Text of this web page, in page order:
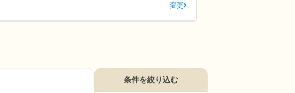
変更
条件を絞り込む